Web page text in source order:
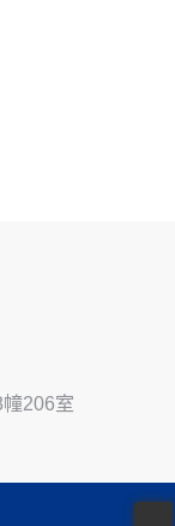
206室